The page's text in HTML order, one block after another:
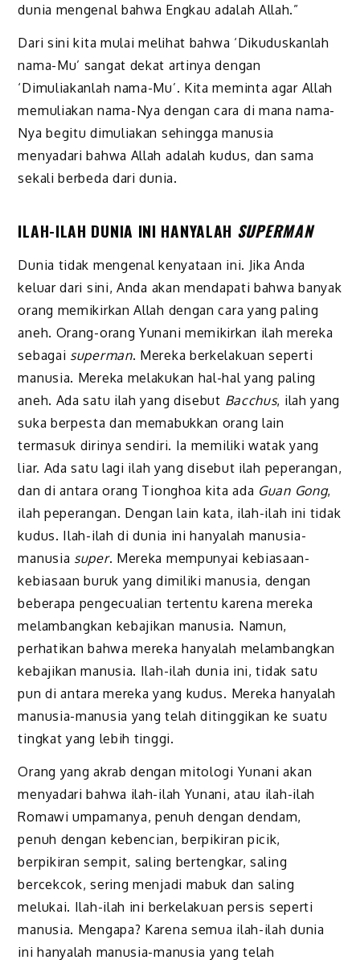
dunia mengenal bahwa Engkau adalah Allah.”
Dari sini kita mulai melihat bahwa ‘Dikuduskanlah
nama-Mu’ sangat dekat artinya dengan
‘Dimuliakanlah nama-Mu’. Kita meminta agar Allah
memuliakan nama-Nya dengan cara di mana nama-
Nya begitu dimuliakan sehingga manusia
menyadari bahwa Allah adalah kudus, dan sama
sekali berbeda dari dunia.
ILAH-ILAH DUNIA INI HANYALAH SUPERMAN
Dunia tidak mengenal kenyataan ini. Jika Anda
keluar dari sini, Anda akan mendapati bahwa banyak
orang memikirkan Allah dengan cara yang paling
aneh. Orang-orang Yunani memikirkan ilah mereka
sebagai superman. Mereka berkelakuan seperti
manusia. Mereka melakukan hal-hal yang paling
aneh. Ada satu ilah yang disebut Bacchus, ilah yang
suka berpesta dan memabukkan orang lain
termasuk dirinya sendiri. Ia memiliki watak yang
liar. Ada satu lagi ilah yang disebut ilah peperangan,
dan di antara orang Tionghoa kita ada Guan Gong,
ilah peperangan. Dengan lain kata, ilah-ilah ini tidak
kudus. Ilah-ilah di dunia ini hanyalah manusia-
manusia super. Mereka mempunyai kebiasaan-
kebiasaan buruk yang dimiliki manusia, dengan
beberapa pengecualian tertentu karena mereka
melambangkan kebajikan manusia. Namun,
perhatikan bahwa mereka hanyalah melambangkan
kebajikan manusia. Ilah-ilah dunia ini, tidak satu
pun di antara mereka yang kudus. Mereka hanyalah
manusia-manusia yang telah ditinggikan ke suatu
tingkat yang lebih tinggi.
Orang yang akrab dengan mitologi Yunani akan
menyadari bahwa ilah-ilah Yunani, atau ilah-ilah
Romawi umpamanya, penuh dengan dendam,
penuh dengan kebencian, berpikiran picik,
berpikiran sempit, saling bertengkar, saling
bercekcok, sering menjadi mabuk dan saling
melukai. Ilah-ilah ini berkelakuan persis seperti
manusia. Mengapa? Karena semua ilah-ilah dunia
ini hanyalah manusia-manusia yang telah